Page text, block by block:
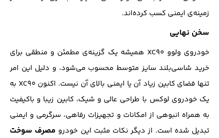
زمینه‌ی ایمنی کسب کرده‌اند.
سخن نهایی
خودروی ولوو XC90 همیشه یک گزینه‌ی مطمئن و منطقی برای
خرید شاسی‌بلند سایز متوسط محسوب می‌شود، و دلیل این امر
تنها فضای کابین زیاد آن یا ایمنی بالای آن نیست. اکنون XC90 به
یک خودروی لوکس با طراحی عالی و شیک، کابین زیبا و باکیفیت
به همراه انبوهی از امکانات و تجهیزات رفاهی، سرگرمی و ایمنی
تبدیل شده است. از دیگر نکات مثبت این خودرو مصرف سوخت